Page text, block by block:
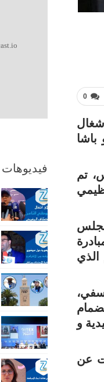
0
أشغال
باشا
تم
الذي
و
عن
فيديوهات